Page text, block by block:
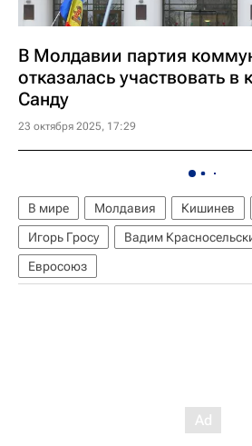
В Молдавии партия
отказалась участвовать в
Санду
23 октября 2025, 17:29
В мире Молдавия Кишинев
Игорь Гросу
Вадим
Евросоюз